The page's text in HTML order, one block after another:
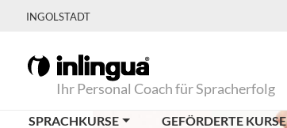
INGOLSTADT
Ihr Personal Coach für Spracherfolg
SPRACHKURSE GEFÖRDERTE KURSE